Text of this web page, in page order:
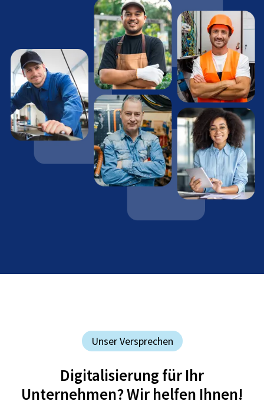
Unser Versprechen
Digitalisierung für Ihr
Unternehmen? Wir helfen Ihnen!